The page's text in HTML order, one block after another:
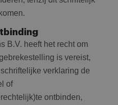
B.V. heeft het recht om
is vereist,
verklaring de
of
ontbinden,